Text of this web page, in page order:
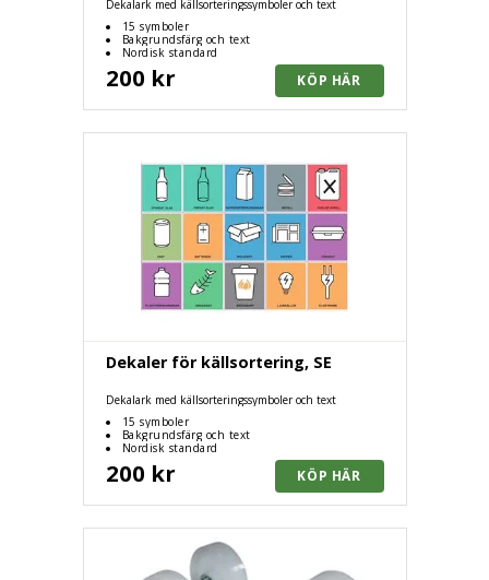
Dekalark med källsorteringssymboler och text
15 symboler
Bakgrundsfärg och text
Nordisk standard
200 kr
Dekaler för källsortering, SE
Dekalark med källsorteringssymboler och text
15 symboler
Bakgrundsfärg och text
Nordisk standard
200 kr